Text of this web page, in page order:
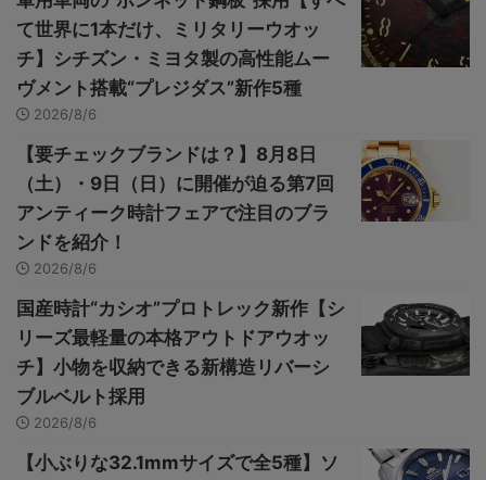
て世界に1本だけ、ミリタリーウオッ
チ】シチズン・ミヨタ製の高性能ムー
ヴメント搭載“プレジダス”新作5種
2026/8/6
【要チェックブランドは？】8月8日
（土）・9日（日）に開催が迫る第7回
アンティーク時計フェアで注目のブラ
ンドを紹介！
2026/8/6
国産時計“カシオ”プロトレック新作【シ
リーズ最軽量の本格アウトドアウオッ
チ】小物を収納できる新構造リバーシ
ブルベルト採用
2026/8/6
【小ぶりな32.1mmサイズで全5種】ソ